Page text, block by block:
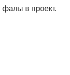
фалы в проект.